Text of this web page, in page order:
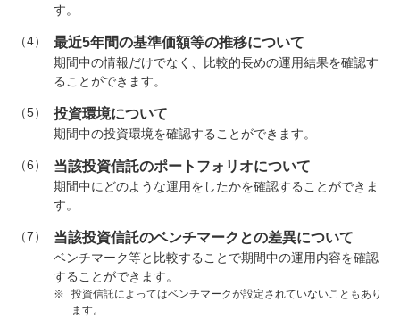
す。
（4） 最近5年間の基準価額等の推移について
期間中の情報だけでなく、比較的長めの運用結果を確認す
ることができます。
（5） 投資環境について
期間中の投資環境を確認することができます。
（6） 当該投資信託のポートフォリオについて
期間中にどのような運用をしたかを確認することができま
す。
（7） 当該投資信託のベンチマークとの差異について
ベンチマーク等と比較することで期間中の運用内容を確認
することができます。
※
投資信託によってはベンチマークが設定されていないこともあり
ます。